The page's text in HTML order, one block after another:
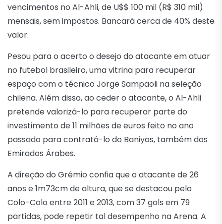
vencimentos no Al-Ahli, de U$$ 100 mil (R$ 310 mil)
mensais, sem impostos. Bancará cerca de 40% deste
valor.
Pesou para o acerto o desejo do atacante em atuar
no futebol brasileiro, uma vitrina para recuperar
espaço com o técnico Jorge Sampaoli na seleção
chilena. Além disso, ao ceder o atacante, o Al-Ahli
pretende valorizá-lo para recuperar parte do
investimento de 11 milhões de euros feito no ano
passado para contratá-lo do Baniyas, também dos
Emirados Árabes.
A direção do Grêmio confia que o atacante de 26
anos e 1m73cm de altura, que se destacou pelo
Colo-Colo entre 2011 e 2013, com 37 gols em 79
partidas, pode repetir tal desempenho na Arena. A